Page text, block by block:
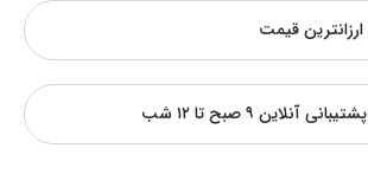
ارزانترین قیمت
پشتیبانی آنلاین ۹ صبح تا ۱۲ شب